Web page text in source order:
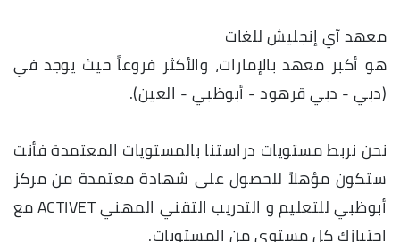
معهد آي إنجليش للغات
هو أكبر معهد بالإمارات، والأكثر فروعاً حيث يوجد في
(دبي - دبي قرهود - أبوظبي - العين).
نحن نربط مستويات دراستنا بالمستويات المعتمدة فأنت
ستكون مؤهلاً للحصول على شهادة معتمدة من مركز
أبوظبي للتعليم و التدريب التقني المهني ACTIVET مع
اجتيازك كل مستوى من المستويات.